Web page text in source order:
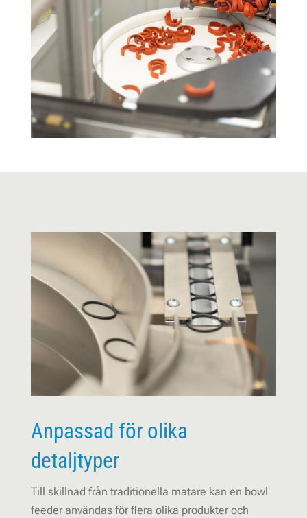
Anpassad för olika
detaljtyper
Till skillnad från traditionella matare kan en bowl
feeder användas för flera olika produkter och